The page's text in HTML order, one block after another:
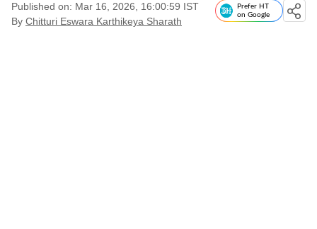
Published on: Mar 16, 2026, 16:00:59 IST
By Chitturi Eswara Karthikeya Sharath
Prefer HT
on Google